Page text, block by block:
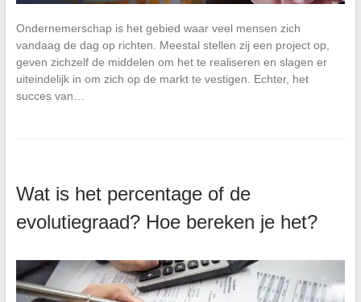
Ondernemerschap is het gebied waar veel mensen zich
vandaag de dag op richten. Meestal stellen zij een project op,
geven zichzelf de middelen om het te realiseren en slagen er
uiteindelijk in om zich op de markt te vestigen. Echter, het
succes van…
Wat is het percentage of de
evolutiegraad? Hoe bereken je het?